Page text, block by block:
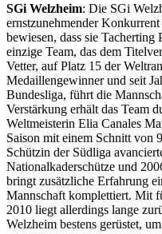
SGi Welzheim: Die SGi
ernstzunehmender
bewiesen, dass sie
einzige Team, das dem
Vetter, auf Platz 15 der
Medaillengewinner und seit
Bundesliga, führt die
Verstärkung erhält das Team
Weltmeisterin Elia Canales
Saison mit einem Schnitt von
Schützin der Südliga
Nationalkaderschütze und
bringt zusätzliche Erfahrung
Mannschaft komplettiert. Mit
2010 liegt allerdings lange
Welzheim bestens gerüstet,